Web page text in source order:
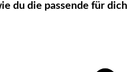
du die passende für dich